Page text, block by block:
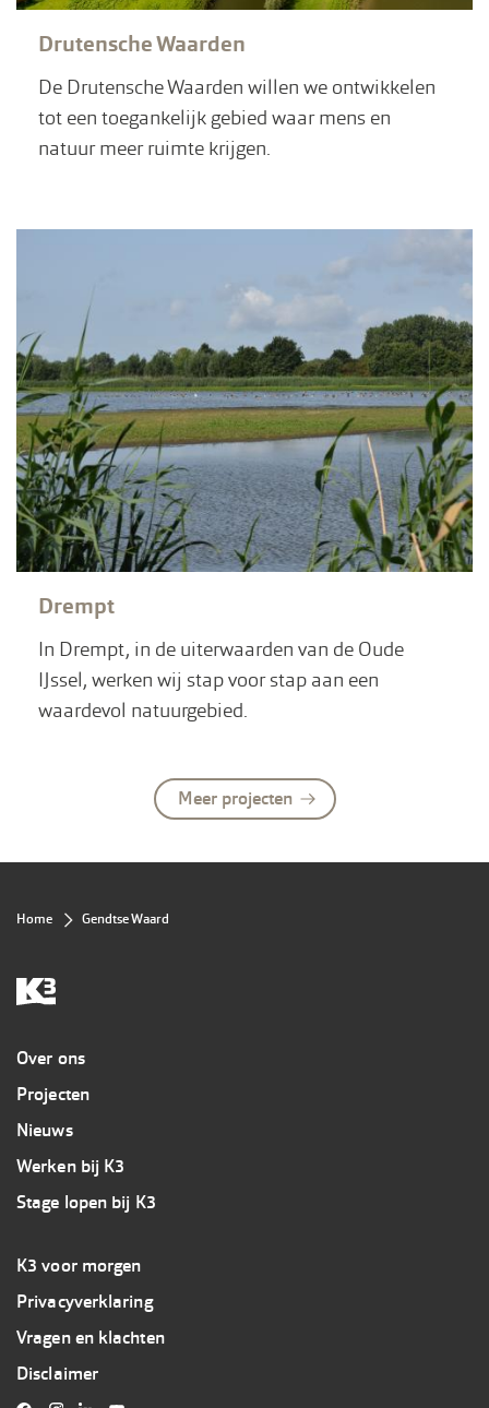
Drutensche Waarden
De Drutensche Waarden willen we ontwikkelen
tot een toegankelijk gebied waar mens en
natuur meer ruimte krijgen.
Drempt
In Drempt, in de uiterwaarden van de Oude
IJssel, werken wij stap voor stap aan een
waardevol natuurgebied.
Meer projecten
Kruimelpad
Home Gendtse Waard
Overig
Over ons
Projecten
Nieuws
Werken bij K3
Stage lopen bij K3
Footer
3
K3
K3 voor morgen
Privacyverklaring
Vragen en klachten
Disclaimer